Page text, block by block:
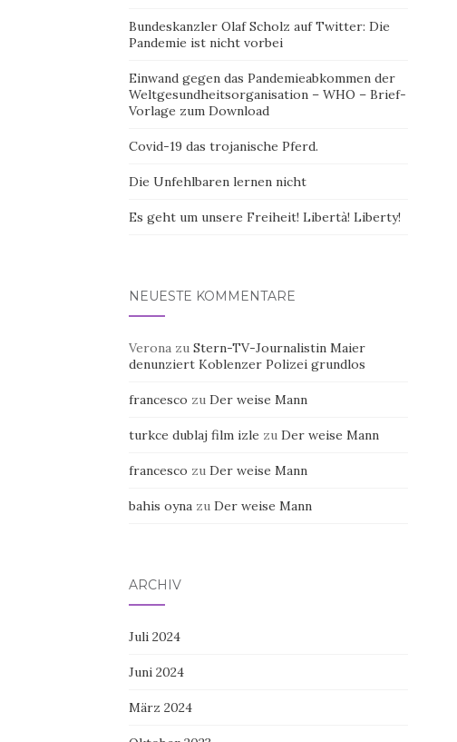
Bundeskanzler Olaf Scholz auf Twitter: Die
Pandemie ist nicht vorbei
Einwand gegen das Pandemieabkommen der
Weltgesundheitsorganisation – WHO – Brief-
Vorlage zum Download
Covid-19 das trojanische Pferd.
Die Unfehlbaren lernen nicht
Es geht um unsere Freiheit! Libertà! Liberty!
NEUESTE KOMMENTARE
Verona zu Stern-TV-Journalistin Maier
denunziert Koblenzer Polizei grundlos
francesco zu Der weise Mann
turkce dublaj film izle zu Der weise Mann
francesco zu Der weise Mann
bahis oyna zu Der weise Mann
ARCHIV
Juli 2024
Juni 2024
März 2024